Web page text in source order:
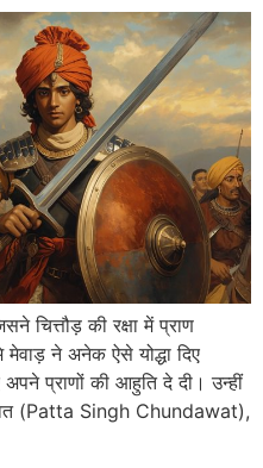
चित्तौड़ की रक्षा में प्राण
मेवाड़ ने अनेक ऐसे योद्धा दिए
अपने प्राणों की आहुति दे दी। उन्हीं
(Patta Singh Chundawat),